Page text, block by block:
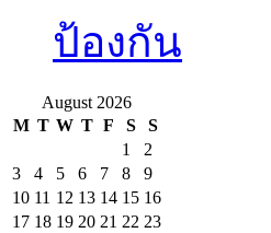
ป้องกัน
August 2026
M T W T F S
S
1
2
3
4 5 6 7 8
9
10 11 12 13 14 15 16
17 18 19 20 21 22 23